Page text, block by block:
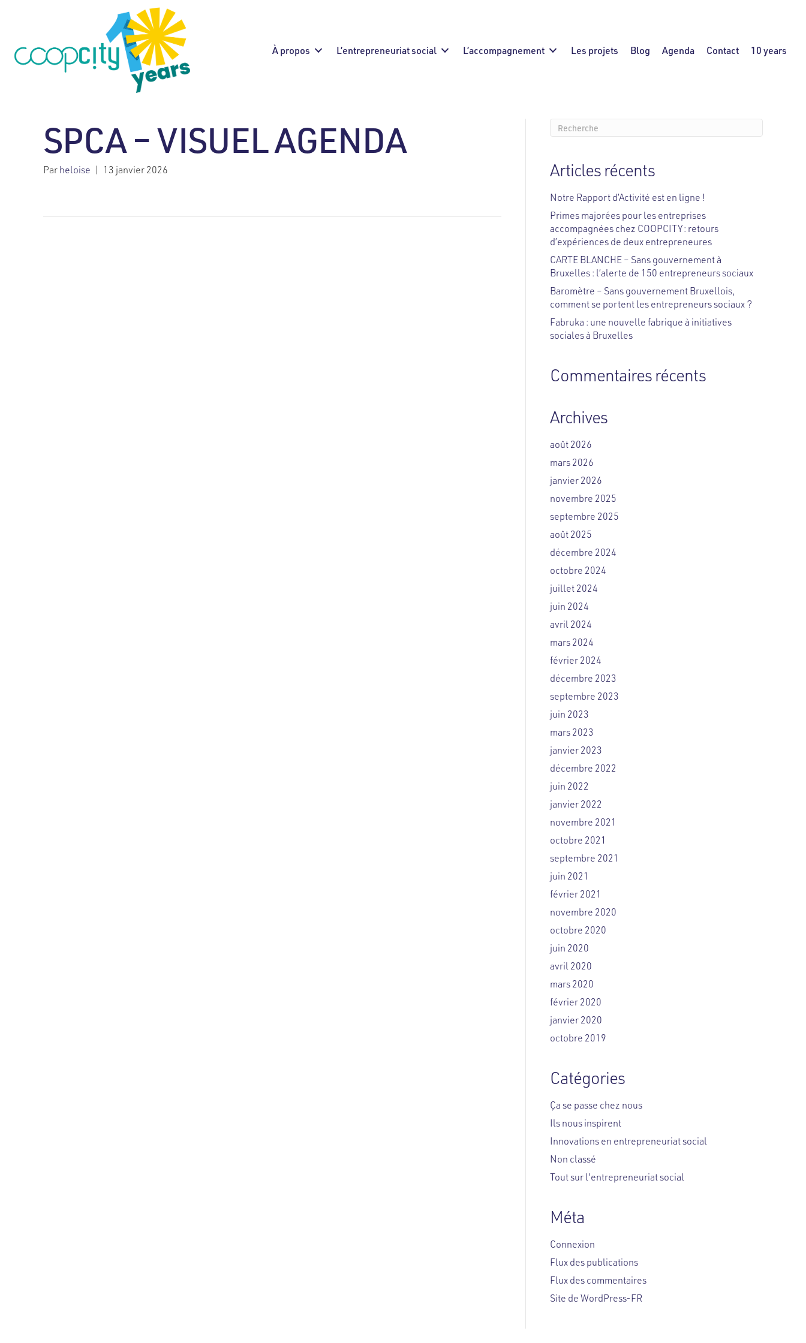
À propos L’entrepreneuriat social L’accompagnement Les projets Blog Agenda Contact 10 years
SPCA – VISUEL AGENDA
Parheloise | 13 janvier 2026 Articles récents
Notre Rapport d’Activité est en ligne !
Primes majorées pour les entreprises
accompagnées chez COOPCITY : retours
d’expériences de deux entrepreneures
CARTE BLANCHE – Sans gouvernement à
Bruxelles : l’alerte de 150 entrepreneurs sociaux
Baromètre – Sans gouvernement Bruxellois,
comment se portent les entrepreneurs sociaux ?
Fabruka : une nouvelle fabrique à initiatives
sociales à Bruxelles
Commentaires récents
Archives
août 2026
mars 2026
janvier 2026
novembre 2025
septembre 2025
août 2025
décembre 2024
octobre 2024
juillet 2024
juin 2024
avril 2024
mars 2024
février 2024
décembre 2023
septembre 2023
juin 2023
mars 2023
janvier 2023
décembre 2022
juin 2022
janvier 2022
novembre 2021
octobre 2021
septembre 2021
juin 2021
février 2021
novembre 2020
octobre 2020
juin 2020
avril 2020
mars 2020
février 2020
janvier 2020
octobre 2019
Catégories
Ça se passe chez nous
Ils nous inspirent
Innovations en entrepreneuriat social
Non classé
Tout sur l'entrepreneuriat social
Méta
Connexion
Flux des publications
Flux des commentaires
Site de WordPress-FR